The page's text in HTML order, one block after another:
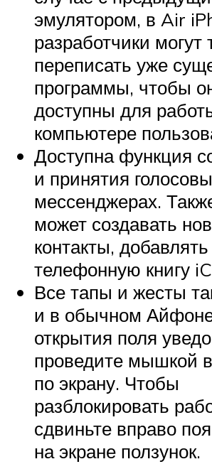
эмулятором, в Air
разработчики могут
переписать уже
программы, чтобы
доступны для
компьютере
Доступна функция
и принятия
мессенджерах.
может создавать
контакты,
телефонную книгу
Все тапы и жесты
и в обычном
открытия поля
проведите мышкой
по экрану. Чтобы
разблокировать
сдвиньте вправо
на экране ползунок.